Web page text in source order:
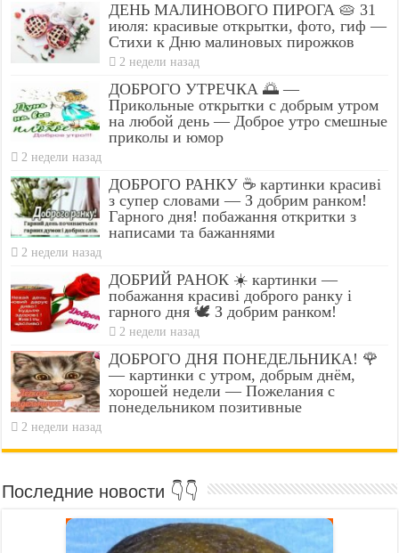
ДЕНЬ МАЛИНОВОГО ПИРОГА 🥧 31
июля: красивые открытки, фото, гиф —
Стихи к Дню малиновых пирожков
2 недели назад
ДОБРОГО УТРЕЧКА 🌅 —
Прикольные открытки с добрым утром
на любой день — Доброе утро смешные
приколы и юмор
2 недели назад
ДОБРОГО РАНКУ ☕ картинки красиві
з супер словами — З добрим ранком!
Гарного дня! побажання откритки з
написами та бажаннями
2 недели назад
ДОБРИЙ РАНОК ☀️ картинки —
побажання красиві доброго ранку і
гарного дня 🕊️ З добрим ранком!
2 недели назад
ДОБРОГО ДНЯ ПОНЕДЕЛЬНИКА! 🌹
— картинки с утром, добрым днём,
хорошей недели — Пожелания с
понедельником позитивные
2 недели назад
Последние новости 👇👇